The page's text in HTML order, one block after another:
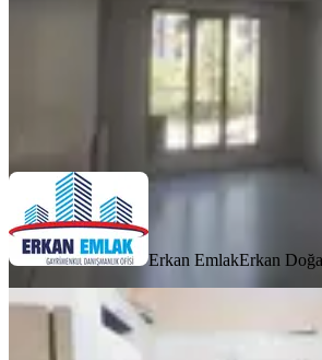
Erkan Doğan
Erkan EmlakErkan
İkizler
Civarı Kiralık 2+1